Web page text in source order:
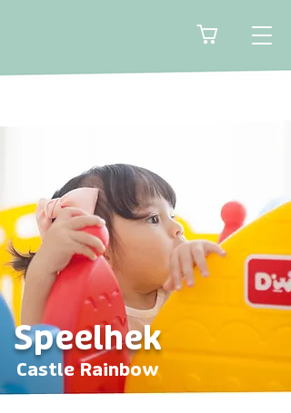
🛒
Speelhek
Castle Rainbow